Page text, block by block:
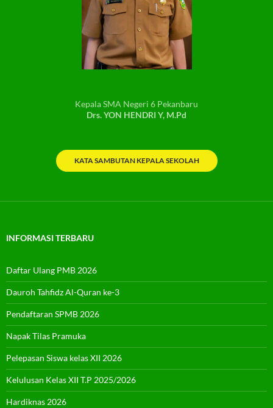
Kepala SMA Negeri 6 Pekanbaru
Drs. YON HENDRI Y, M.Pd
KATA SAMBUTAN KEPALA SEKOLAH
INFORMASI TERBARU
Daftar Ulang PMB 2026
Dauroh Tahfidz Al-Quran ke-3
Pendaftaran SPMB 2026
Napak Tilas Pramuka
Pelepasan Siswa kelas XII 2026
Kelulusan Kelas XII T.P 2025/2026
Hardiknas 2026